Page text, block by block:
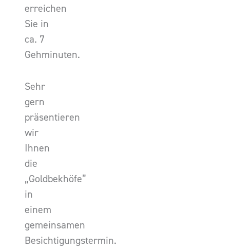
erreichen
Sie in
ca. 7
Gehminuten.
Sehr
gern
präsentieren
wir
Ihnen
die
„Goldbekhöfe”
in
einem
gemeinsamen
Besichtigungstermin.